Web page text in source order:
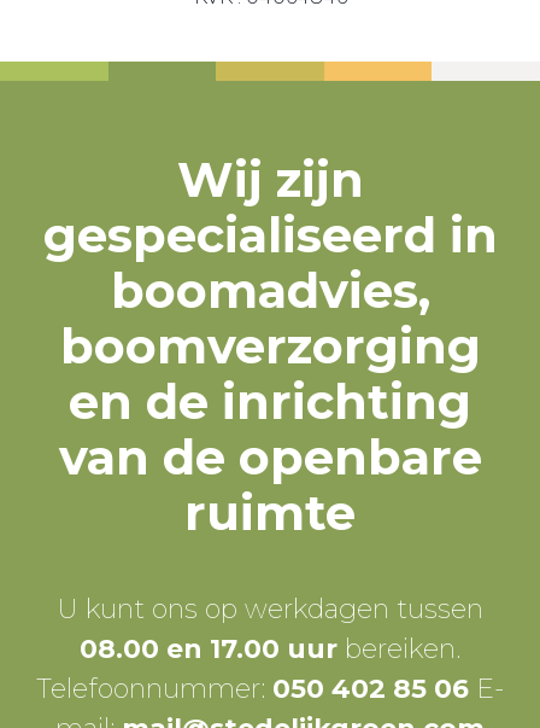
Wij zijn
gespecialiseerd in
boomadvies,
boomverzorging
en de inrichting
van de openbare
ruimte
U kunt ons op werkdagen tussen
08.00 en 17.00 uur bereiken.
Telefoonnummer: 050 402 85 06 E-